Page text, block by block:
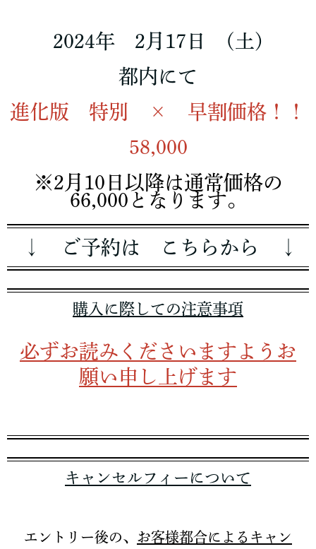
2024年 2月17日 (土)
都内にて
進化版 特別 × 早割価格！！
58,000
※2月10日以降は通常価格の
66,000となります。
↓ ご予約は こちらから ↓
購入に際しての注意事項
必ずお読みくださいますようお
願い申し上げます
キャンセルフィーについて
エントリー後の、 お客様都合によるキャン